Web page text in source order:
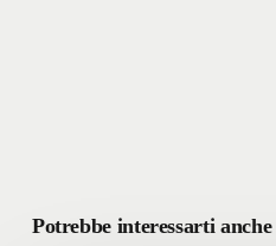
Potrebbe interessarti anche